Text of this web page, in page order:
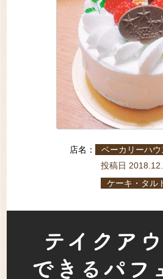
店名： ベーカリーハウ
投稿日
ケーキ・タル